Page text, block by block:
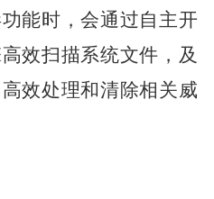
能时，会通过自主开
效扫描系统文件，及
效处理和清除相关威